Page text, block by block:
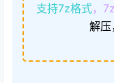
支持7z格式，7z
解压